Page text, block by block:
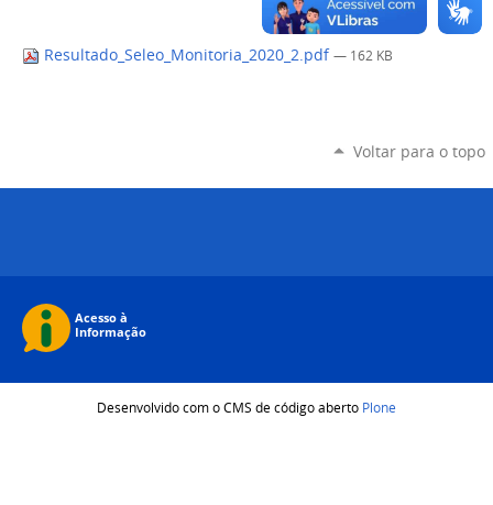
Resultado_Seleo_Monitoria_2020_2.pdf — 162 KB
Voltar para o topo
Desenvolvido com o CMS de código aberto Plone